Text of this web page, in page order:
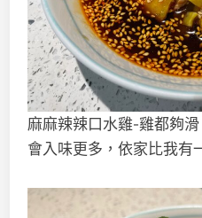
麻麻辣辣口水雞-雞都夠
會入味更多，依家比我有